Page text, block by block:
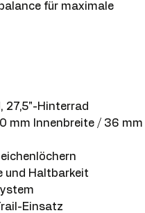
für maximale
27,5"-Hinterrad
mm Innenbreite / 36 mm
und Haltbarkeit
Einsatz